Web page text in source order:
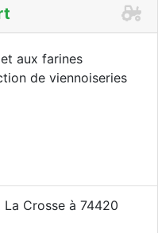
aux farines
de viennoiseries
Crosse à 74420